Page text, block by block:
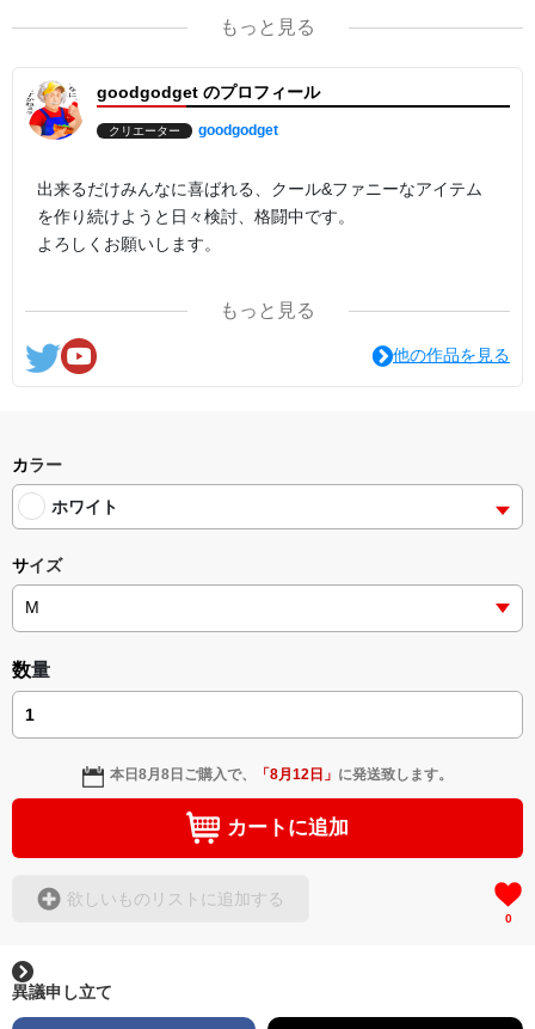
もっと見る
goodgodget のプロフィール
クリエーター goodgodget
出来るだけみんなに喜ばれる、クール&ファニーなアイテム
を作り続けようと日々検討、格闘中です。
よろしくお願いします。
ここの他にも『日日彼是色々面白可笑し。IN SUZURI』や
nichinichioo by BASE にも展開中。
コチラもよろしくお願いします。
もっと見る
他の作品を見る
カラー
ホワイト
サイズ
数量
本日8月8日 ご購入で、 「8月12日 」 に発送致します。
カートに追加
欲しいものリストに追加する
0
異議申し立て